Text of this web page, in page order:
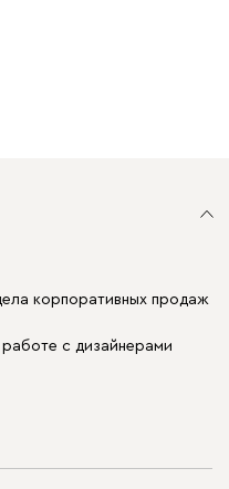
корпоративных продаж
с дизайнерами